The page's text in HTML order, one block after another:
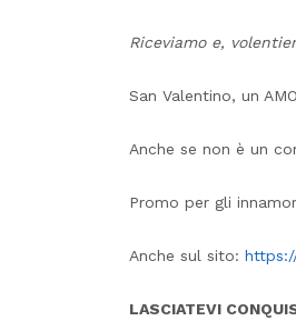
Riceviamo e,
San Valentino, un
Anche se non è un
Promo per gli
Anche sul sito:
LASCIATEVI